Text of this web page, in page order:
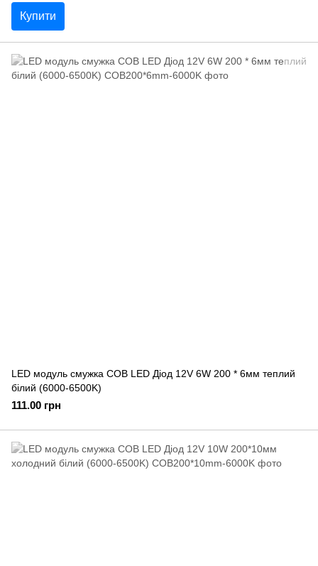
Купити
LED модуль смужка COB LED Діод 12V 6W 200 * 6мм теплий
білий (6000-6500K)
111.00 грн